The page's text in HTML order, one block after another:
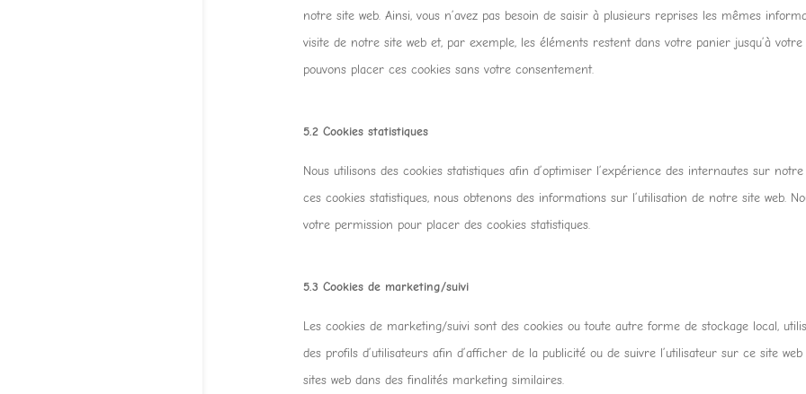
notre site web. Ainsi, vous n’avez pas besoin de saisir à plusieurs reprises les mêmes
visite de notre site web et, par exemple, les éléments restent dans votre panier jusqu’à votre
pouvons placer ces cookies sans votre consentement.
5.2 Cookies statistiques
Nous utilisons des cookies statistiques afin d’optimiser l’expérience des internautes sur notre
ces cookies statistiques, nous obtenons des informations sur l’utilisation de notre site web.
votre permission pour placer des cookies statistiques.
5.3 Cookies de marketing/suivi
Les cookies de marketing/suivi sont des cookies ou toute autre forme de stockage local,
des profils d’utilisateurs afin d’afficher de la publicité ou de suivre l’utilisateur sur ce site
sites web dans des finalités marketing similaires.